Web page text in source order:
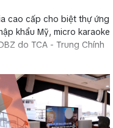
cao cấp cho biệt thự ứng
khẩu Mỹ, micro karaoke
do TCA - Trung Chính